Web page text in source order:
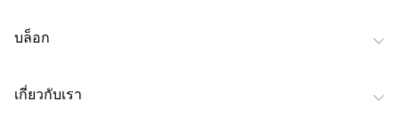
บล็อก
เกี่ยวกับเรา